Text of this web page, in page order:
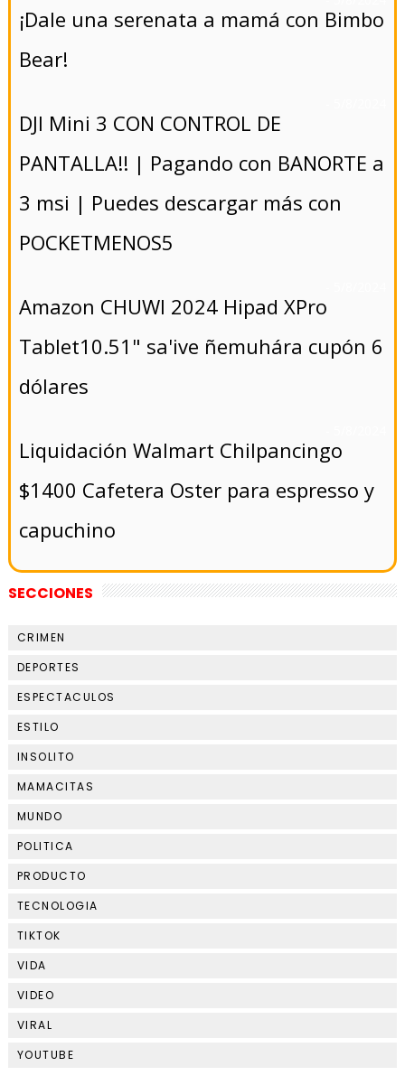
¡Dale una serenata a mamá con Bimbo
Bear!
DJI Mini 3 CON CONTROL DE
PANTALLA!! | Pagando con BANORTE a
3 msi | Puedes descargar más con
POCKETMENOS5
Amazon CHUWI 2024 Hipad XPro
Tablet10.51" sa'ive ñemuhára cupón 6
dólares
Liquidación Walmart Chilpancingo
$1400 Cafetera Oster para espresso y
capuchino
SECCIONES
CRIMEN
DEPORTES
ESPECTACULOS
ESTILO
INSOLITO
MAMACITAS
MUNDO
POLITICA
PRODUCTO
TECNOLOGIA
TIKTOK
VIDA
VIDEO
VIRAL
YOUTUBE